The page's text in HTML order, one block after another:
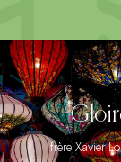
frère Xavier